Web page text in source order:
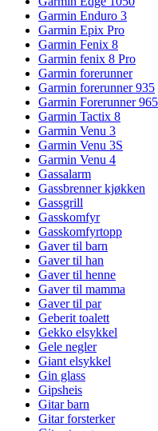
Garmin Enduro 3
Garmin Epix Pro
Garmin Fenix 8
Garmin fenix 8 Pro
Garmin forerunner
Garmin forerunner 935
Garmin Forerunner 965
Garmin Tactix 8
Garmin Venu 3
Garmin Venu 3S
Garmin Venu 4
Gassalarm
Gassbrenner kjøkken
Gassgrill
Gasskomfyr
Gasskomfyrtopp
Gaver til barn
Gaver til han
Gaver til henne
Gaver til mamma
Gaver til par
Geberit toalett
Gekko elsykkel
Gele negler
Giant elsykkel
Gin glass
Gipsheis
Gitar barn
Gitar forsterker